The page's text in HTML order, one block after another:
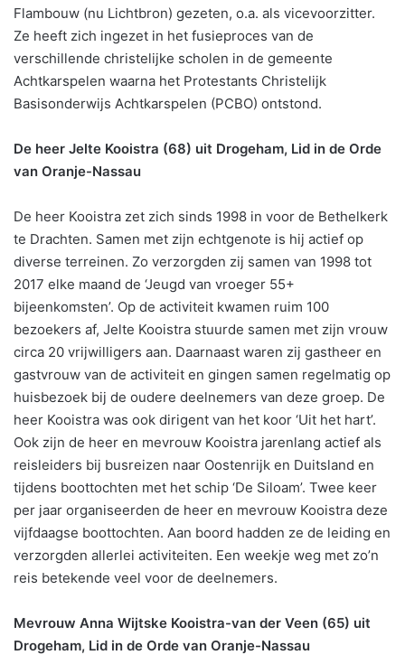
Flambouw (nu Lichtbron) gezeten, o.a. als vicevoorzitter.
Ze heeft zich ingezet in het fusieproces van de
verschillende christelijke scholen in de gemeente
Achtkarspelen waarna het Protestants Christelijk
Basisonderwijs Achtkarspelen (PCBO) ontstond.
De heer Jelte Kooistra (68) uit Drogeham, Lid in de Orde
van Oranje-Nassau
De heer Kooistra zet zich sinds 1998 in voor de Bethelkerk
te Drachten. Samen met zijn echtgenote is hij actief op
diverse terreinen. Zo verzorgden zij samen van 1998 tot
2017 elke maand de ‘Jeugd van vroeger 55+
bijeenkomsten’. Op de activiteit kwamen ruim 100
bezoekers af, Jelte Kooistra stuurde samen met zijn vrouw
circa 20 vrijwilligers aan. Daarnaast waren zij gastheer en
gastvrouw van de activiteit en gingen samen regelmatig op
huisbezoek bij de oudere deelnemers van deze groep. De
heer Kooistra was ook dirigent van het koor ‘Uit het hart’.
Ook zijn de heer en mevrouw Kooistra jarenlang actief als
reisleiders bij busreizen naar Oostenrijk en Duitsland en
tijdens boottochten met het schip ‘De Siloam’. Twee keer
per jaar organiseerden de heer en mevrouw Kooistra deze
vijfdaagse boottochten. Aan boord hadden ze de leiding en
verzorgden allerlei activiteiten. Een weekje weg met zo’n
reis betekende veel voor de deelnemers.
Mevrouw Anna Wijtske Kooistra-van der Veen (65) uit
Drogeham, Lid in de Orde van Oranje-Nassau